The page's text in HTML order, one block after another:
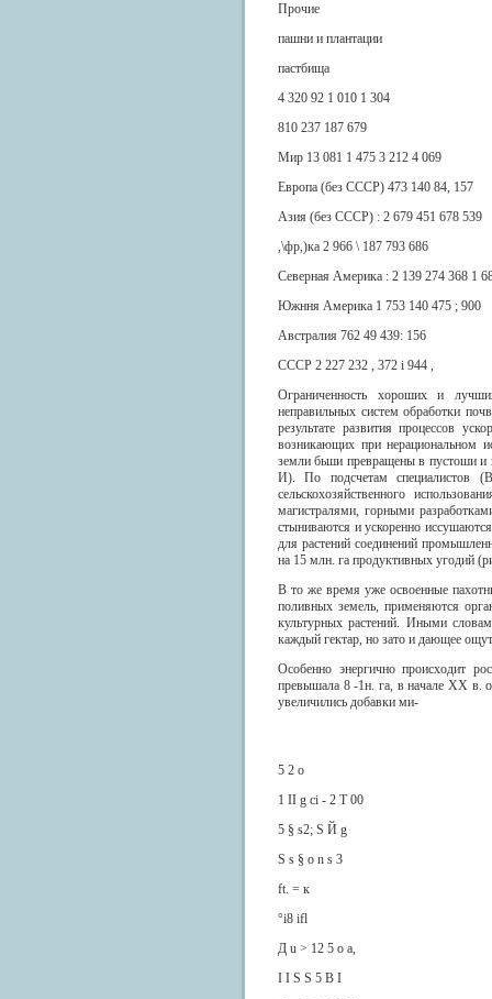
Прочие
пашни и плантации
пастбища
4 320 92 1 010 1 304
810 237 187 679
Мир 13 081 1 475 3 212 4 069
Европа (без СССР) 473 140 84, 157
Азия (без СССР) : 2 679 451 678 539
,\фр,)ка 2 966 \ 187 793 686
Северная Америка : 2 139 274 368 1
Южння Америка 1 753 140 475 ; 900
Австралия 762 49 439: 156
СССР 2 227 232 , 372 i 944 ,
Ограниченность хороших и
неправильных систем обработки
результате развития процессов
возникающих при нерациональном
земли бьши превращены в пустоши и
И). По подсчетам
сельскохозяйственного
магистралями, горными
стыниваются и ускоренно
для растений соединений
на 15 млн. га продуктивных угодий
В то же время уже освоенные
поливных земель, применяются
культурных растений. Иными
каждый гектар, но зато и дающее
Особенно энергично происходит
превышала 8 -1н. га, в начале XX в.
увеличились добавки ми-
5 2 о
1 II g ci - 2 T 00
5 § s2; S Й g
S s § о n s 3
ft. = к
°i8 ifl
Д u > 12 5 о a,
I I S S 5 В I